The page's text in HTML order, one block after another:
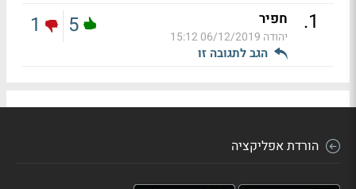
1
. חפיר
יהודה 06/12/2019 15:12
הגב לתגובה זו
5
1
הורדת אפליקציה